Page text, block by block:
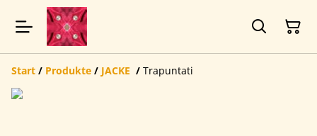
Start / Produkte / JACKE / Trapuntati